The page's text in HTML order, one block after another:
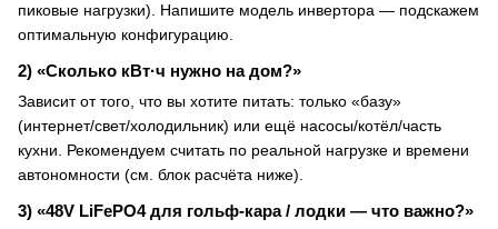
пиковые нагрузки). Напишите модель инвертора — подскажем
оптимальную конфигурацию.
2) «Сколько кВт·ч нужно на дом?»
Зависит от того, что вы хотите питать: только «базу»
(интернет/свет/холодильник) или ещё насосы/котёл/часть
кухни. Рекомендуем считать по реальной нагрузке и времени
автономности (см. блок расчёта ниже).
3) «48V LiFePO4 для гольф-кара / лодки — что важно?»